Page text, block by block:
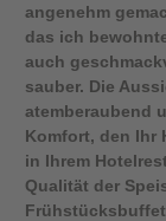
angenehm
das ich
auch
sauber. Die
atemberaubend
Komfort, den Ihr
in Ihrem
Qualität der